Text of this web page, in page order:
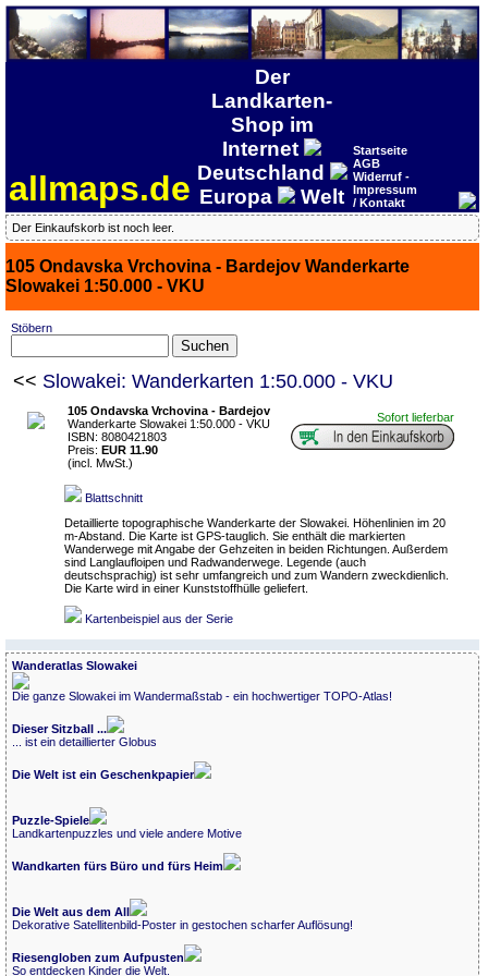
allmaps.de
Der
Landkarten-
Shop im
Internet
Deutschland
Europa
Welt
Startseite
AGB
Widerruf -
Impressum
/ Kontakt
Der Einkaufskorb ist noch leer.
105 Ondavska Vrchovina - Bardejov Wanderkarte
Slowakei 1:50.000 - VKU
Stöbern
<< Slowakei: Wanderkarten 1:50.000 - VKU
105 Ondavska Vrchovina - Bardejov
Wanderkarte Slowakei 1:50.000 - VKU
ISBN: 8080421803
Preis: EUR 11.90
(incl. MwSt.)
Sofort lieferbar
Blattschnitt
Detaillierte topographische Wanderkarte der Slowakei. Höhenlinien im 20
m-Abstand. Die Karte ist GPS-tauglich. Sie enthält die markierten
Wanderwege mit Angabe der Gehzeiten in beiden Richtungen. Außerdem
sind Langlaufloipen und Radwanderwege. Legende (auch
deutschsprachig) ist sehr umfangreich und zum Wandern zweckdienlich.
Die Karte wird in einer Kunststoffhülle geliefert.
Kartenbeispiel aus der Serie
Wanderatlas Slowakei
Die ganze Slowakei im Wandermaßstab - ein hochwertiger TOPO-Atlas!
Dieser Sitzball ...
... ist ein detaillierter Globus
Die Welt ist ein Geschenkpapier
Puzzle-Spiele
Landkartenpuzzles und viele andere Motive
Wandkarten fürs Büro und fürs Heim
Die Welt aus dem All
Dekorative Satellitenbild-Poster in gestochen scharfer Auflösung!
Riesengloben zum Aufpusten
So entdecken Kinder die Welt.